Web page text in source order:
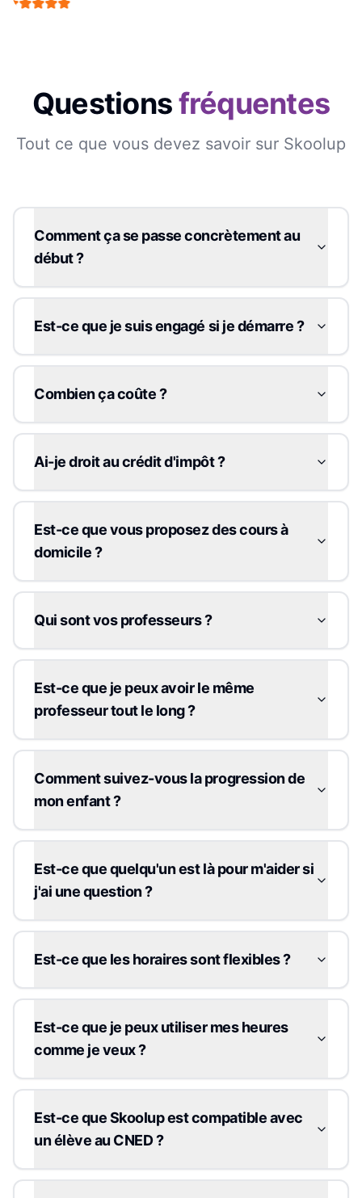
Questionsfréquentes
Tout ce que vous devez savoir sur Skoolup
Comment ça se passe concrètement au
début ?
Est-ce que je suis engagé si je démarre ?
Combien ça coûte ?
Ai-je droit au crédit d'impôt ?
Est-ce que vous proposez des cours à
domicile ?
Qui sont vos professeurs ?
Est-ce que je peux avoir le même
professeur tout le long ?
Comment suivez-vous la progression de
mon enfant ?
Est-ce que quelqu'un est là pour m'aider si
j'ai une question ?
Est-ce que les horaires sont flexibles ?
Est-ce que je peux utiliser mes heures
comme je veux ?
Est-ce que Skoolup est compatible avec
un élève au CNED ?